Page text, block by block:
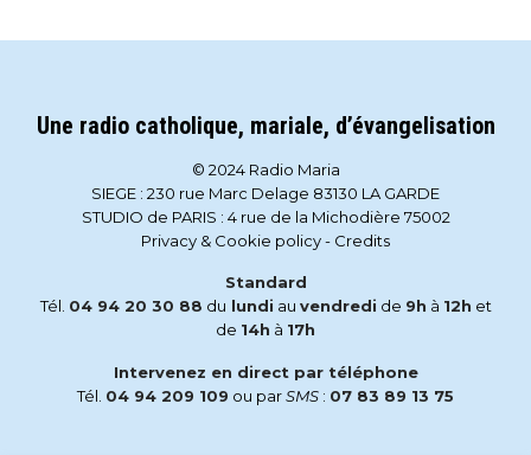
Une radio catholique, mariale, d’évangelisation
© 2024 Radio Maria
SIEGE : 230 rue Marc Delage 83130 LA GARDE
STUDIO de PARIS : 4 rue de la Michodière 75002
Privacy & Cookie policy- Credits
Standard
Tél. 04 94 20 30 88 du lundi au vendredi de 9h à 12h et
de 14h à 17h
Intervenez en direct par téléphone
Tél. 04 94 209 109 ou parSMS : 07 83 89 13 75